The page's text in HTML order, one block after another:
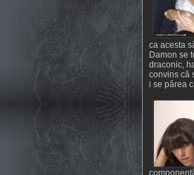
ca acesta
Damon se
draconic,
convins că
i se părea